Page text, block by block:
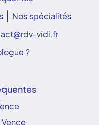
Nos spécialités
vidi.fr
?